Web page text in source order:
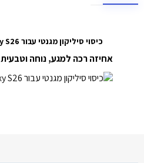
כיסוי סיליקון מגנטי עבור Galaxy S26 מבית Samsung
אחיזה רכה למגע, נוחה וטבעית